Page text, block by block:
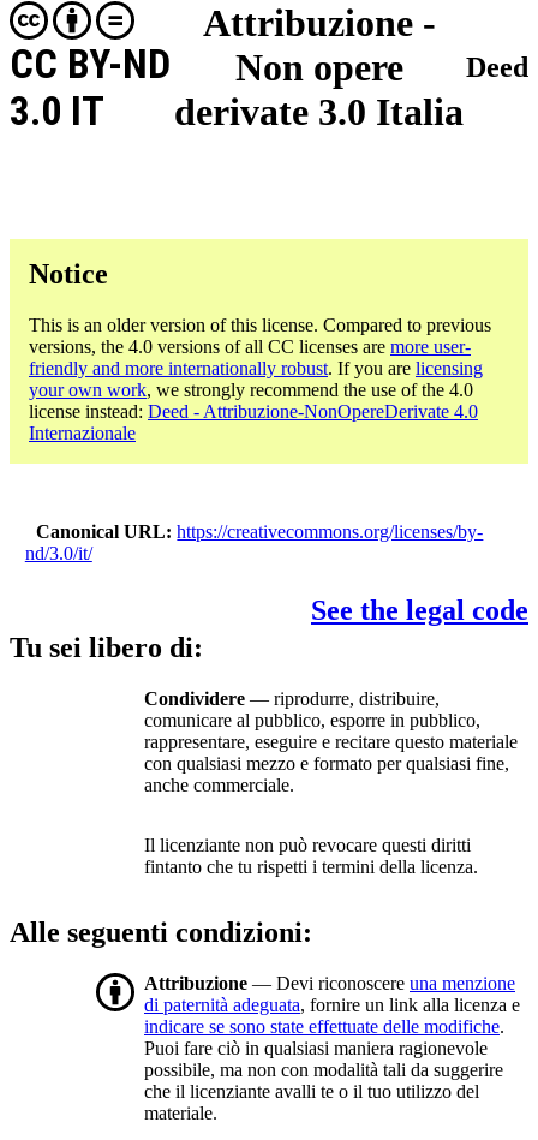
Attribuzione -
Non opere
derivate 3.0 Italia
CC BY-ND
3.0 IT
Deed
Notice
This is an older version of this license. Compared to previous
versions, the 4.0 versions of all CC licenses are more user-
friendly and more internationally robust. If you are licensing
your own work, we strongly recommend the use of the 4.0
license instead: Deed - Attribuzione-NonOpereDerivate 4.0
Internazionale
Canonical URL
https://creativecommons.org/licenses/by-
nd/3.0/it/
See the legal code
Tu sei libero di:
Condividere — riprodurre, distribuire,
comunicare al pubblico, esporre in pubblico,
rappresentare, eseguire e recitare questo materiale
con qualsiasi mezzo e formato per qualsiasi fine,
anche commerciale.
Il licenziante non può revocare questi diritti
fintanto che tu rispetti i termini della licenza.
Alle seguenti condizioni:
Attribuzione — Devi riconoscere una menzione
di paternità adeguata, fornire un link alla licenza e
indicare se sono state effettuate delle modifiche.
Puoi fare ciò in qualsiasi maniera ragionevole
possibile, ma non con modalità tali da suggerire
che il licenziante avalli te o il tuo utilizzo del
materiale.